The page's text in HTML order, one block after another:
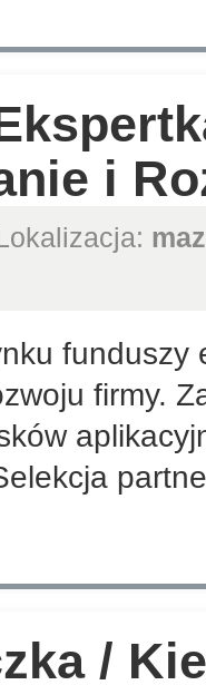
i
firmy.
/